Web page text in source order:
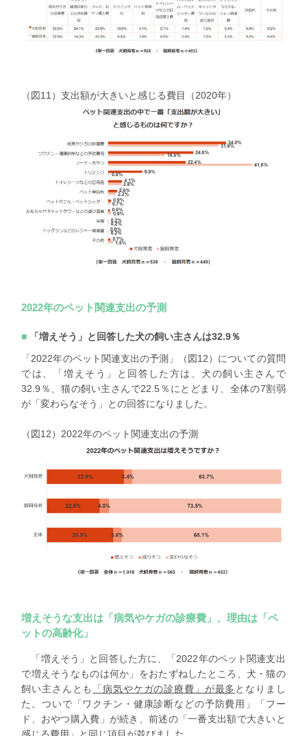
（図11）支出額が大きいと感じる費目（2020年）
2022年のペット関連支出の予測
「増えそう」と回答した犬の飼い主さんは32.9％
「2022年のペット関連支出の予測」
（図12）についての質問
では、
「増えそう」と回答した方は、犬の飼い主さんで
32.9％
、猫の飼い主さんで22.5％にとどまり、全体の7割弱
が「変わらなそう」との回答になりました。
（図12）2022年のペット関連支出の予測
増えそうな支出は「病気やケガの診療費」、理由は「ペ
ットの高齢化」
「増えそう」と回答した方に、「2022年のペット関連支出
で増えそうなものは何か」をおたずねしたところ、犬・猫の
飼い主さんとも
「病気やケガの診療費」が最多 となりまし
た。ついで「ワクチン・健康診断などの予防費用」「フー
ド、おやつ購入費」が続き、前述の「一番支出額で大きいと